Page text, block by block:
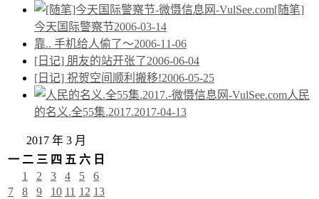
[随笔]
今天国际警察节2006-03-14
靠.. 手机给人偷了～2006-11-06
[日记] 朋友的站开张了2006-06-04
[日记] 祝贺空间顺利搬移!2006-05-25
人民
的名义.全55集.2017.2017-04-13
2017 年 3 月
一 二 三 四 五 六 日
1
2 3 4 5
6
7
8 9 10 11 12 13